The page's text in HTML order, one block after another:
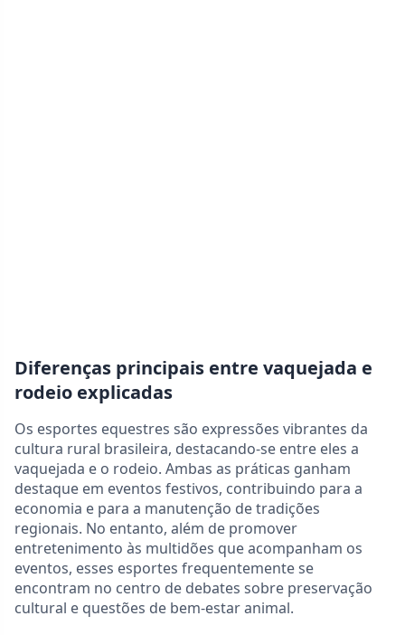
Diferenças principais entre vaquejada e
rodeio explicadas
Os esportes equestres são expressões vibrantes da
cultura rural brasileira, destacando-se entre eles a
vaquejada e o rodeio. Ambas as práticas ganham
destaque em eventos festivos, contribuindo para a
economia e para a manutenção de tradições
regionais. No entanto, além de promover
entretenimento às multidões que acompanham os
eventos, esses esportes frequentemente se
encontram no centro de debates sobre preservação
cultural e questões de bem-estar animal.